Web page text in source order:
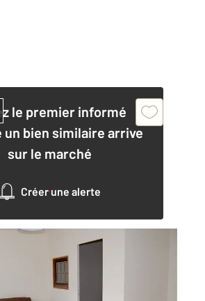
le premier informé
un bien similaire arrive
sur le marché
Créer une alerte